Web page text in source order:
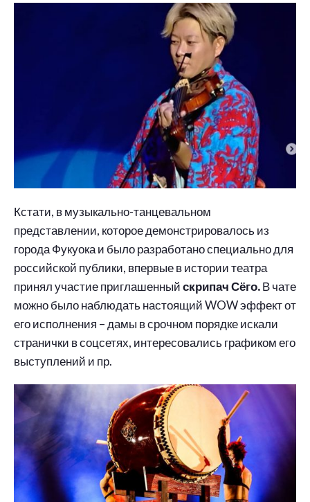
Кстати, в музыкально-танцевальном
представлении, которое демонстрировалось из
города Фукуока и было разработано специально для
российской публики, впервые в истории театра
принял участие приглашенныйскрипач Сёго.В чате
можно было наблюдать настоящий WOW эффект от
его исполнения – дамы в срочном порядке искали
странички в соцсетях, интересовались графиком его
выступлений и пр.